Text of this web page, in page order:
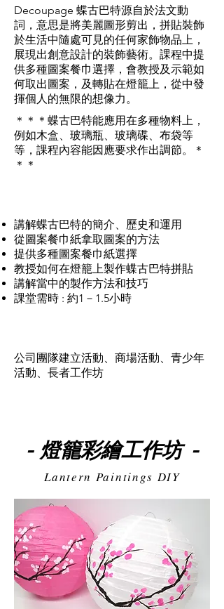
Decoupage 蝶古巴特源自於法文動
詞，意思是將美麗圖形剪出，拼貼裝飾
於生活中隨處可見的任何家飾物品上，
展現出創意設計的裝飾藝術。課程中提
供多種圖案餐巾選擇，會教授及示範如
何取出圖案，及轉貼在燈籠上，從中發
揮個人的無限的想像力。
＊＊＊蝶古巴特能應用在多種物料上，
例如木盒、玻璃瓶、玻璃碟、布袋等
等，課程內容能因應要求作出調節。＊
＊＊
講解蝶古巴特的簡介、歷史和運用
從圖案餐巾紙拿取圖案的方法
提供多種圖案餐巾紙選擇
教授如何在燈籠上製作蝶古巴特拼貼
講解當中的製作方法和技巧
課堂需時 : 約1－1.5小時
公司團隊建立活動、商場活動、青少年
活動、長者工作坊
- 燈籠彩繪工作坊 -
Lantern Paintings DIY